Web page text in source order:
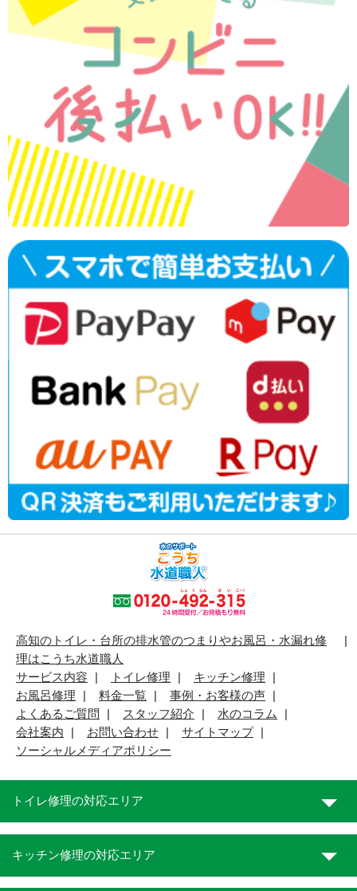
高知のトイレ・台所の排水管のつまりやお風呂・水漏れ修
理はこうち水道職人
サービス内容
トイレ修理
キッチン修理
お風呂修理
料金一覧
事例・お客様の声
よくあるご質問
スタッフ紹介
水のコラム
会社案内
お問い合わせ
サイトマップ
ソーシャルメディアポリシー
トイレ修理の対応エリア
キッチン修理の対応エリア